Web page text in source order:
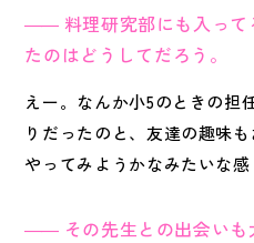
料理研究部にも入っ
たのはどうしてだろう。
えー。なんか小5のときの担
りだったのと、友達の趣味
やってみようかなみたいな感
その先生との出会いも